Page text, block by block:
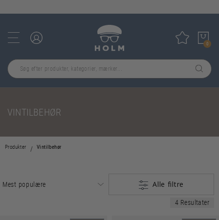
Tilføj til
0
VINTILBEHØR
Produkter Vintilbehør
Alle filtre
4 Resultater